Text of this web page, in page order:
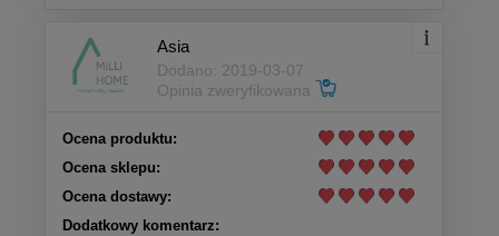
Asia
Dodano: 2019-03-07
Opinia zweryfikowana
Ocena produktu:
Ocena sklepu:
Ocena dostawy:
Dodatkowy komentarz: